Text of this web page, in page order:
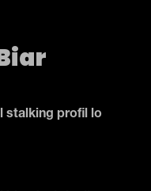
stalking profil lo